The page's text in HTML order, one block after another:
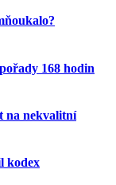
168 hodin
na nekvalitní
kodex